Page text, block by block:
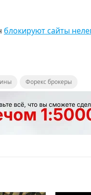
блокируют сайты
Форекс брокеры